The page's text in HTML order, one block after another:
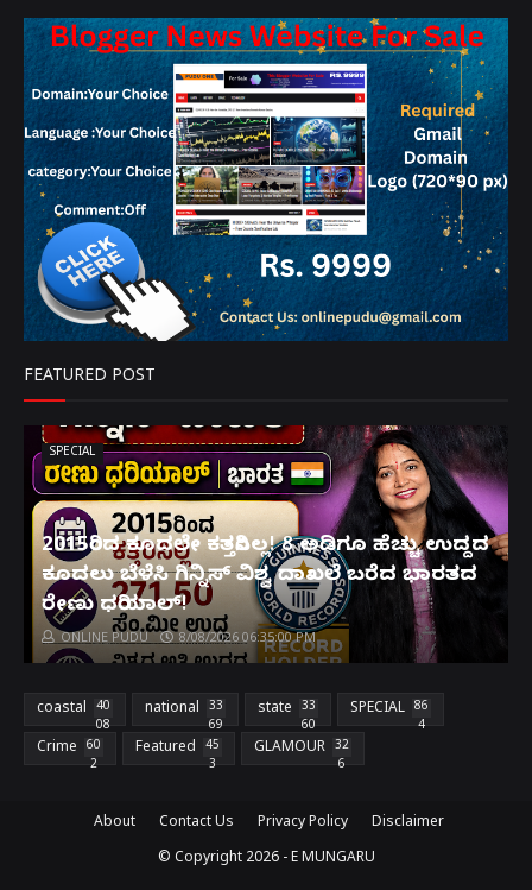
FEATURED POST
SPECIAL
2015ರಿಂದ ಕೂದಲೇ ಕತ್ತರಿಸಿಲ್ಲ! 8 ಅಡಿಗೂ ಹೆಚ್ಚು ಉದ್ದದ
ಕೂದಲು ಬೆಳೆಸಿ ಗಿನ್ನಿಸ್ ವಿಶ್ವ ದಾಖಲೆ ಬರೆದ ಭಾರತದ
ರೇಣು ಧರಿಯಾಲ್!
ONLINE PUDU 8/08/2026 06:35:00 PM
coastal
40
08
national
33
69
state
33
60
SPECIAL
86
4
Crime
60
2
Featured
45
3
GLAMOUR
32
6
About Contact Us Privacy Policy
Disclaimer
© Copyright 2026 -E MUNGARU